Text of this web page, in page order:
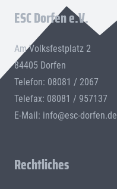
ESC Dorfen e.V.
Am Volksfestplatz 2
84405 Dorfen
Telefon: 08081 / 2067
Telefax: 08081 / 957137
E-Mail: info@esc-dorfen.de
Rechtliches